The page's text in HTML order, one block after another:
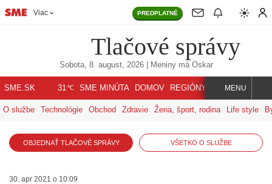
Viac PREDPLATNÉ
Tlačové správy
Sobota, 8. august, 2026| Meniny má Oskar
SME.SK 31℃ SME MINÚTA DOMOV REGIÓNY INDEX SVET
MENU
O službe Technológie Obchod Zdravie Žena, šport, rodina Life style
OBJEDNAŤ TLAČOVÉ SPRÁVY VŠETKO O SLUŽBE
30. apr 2021 o 10:09